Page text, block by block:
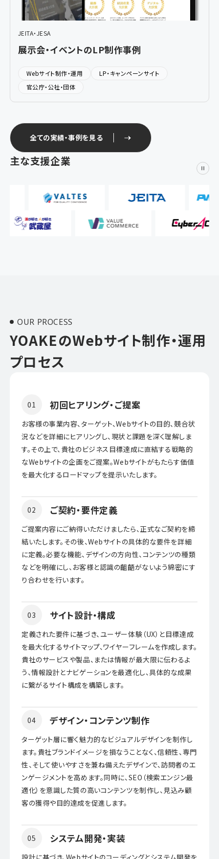
JEITA・JESA
展示会・イベントのLP制作事例
Webサイト制作・運用
LP・キャンペーンサイト
官公庁・公社・団体
全ての実績・事例を見る
主な支援企業
OUR PROCESS
YOAKEのWebサイト制作・運用
プロセス
初回ヒアリング・ご提案
01
お客様の事業内容、ターゲット、Webサイトの目的、競合状
況などを詳細にヒアリングし、現状と課題を深く理解しま
す。その上で、貴社のビジネス目標達成に直結する戦略的
なWebサイトの企画をご提案。Webサイトがもたらす価値
を最大化するロードマップを提示いたします。
ご契約・要件定義
02
ご提案内容にご納得いただけましたら、正式なご契約を締
結いたします。その後、Webサイトの具体的な要件を詳細
に定義。必要な機能、デザインの方向性、コンテンツの種類
などを明確にし、お客様と認識の齟齬がないよう綿密にす
り合わせを行います。
サイト設計・構成
03
定義された要件に基づき、ユーザー体験（UX）と目標達成
を最大化するサイトマップ、ワイヤーフレームを作成します。
貴社のサービスや製品、または情報が最大限に伝わるよ
う、情報設計とナビゲーションを最適化し、具体的な成果
に繋がるサイト構成を構築します。
デザイン・コンテンツ制作
04
ターゲット層に響く魅力的なビジュアルデザインを制作し
ます。貴社ブランドイメージを損なうことなく、信頼性、専門
性、そして使いやすさを兼ね備えたデザインで、訪問者のエ
ンゲージメントを高めます。同時に、SEO（検索エンジン最
適化）を意識した質の高いコンテンツを制作し、見込み顧
客の獲得や目的達成を促進します。
システム開発・実装
05
設計に基づき、Webサイトのコーディングとシステム開発を